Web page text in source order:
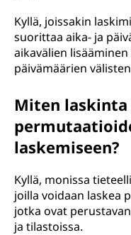
Kyllä, joissakin
suorittaa aika- ja
aikavälien
päivämäärien
Miten
laskemiseen?
Kyllä, monissa
joilla voidaan laskea
jotka ovat
ja tilastoissa.